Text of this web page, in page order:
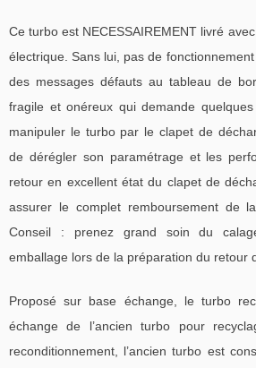
Ce turbo est NECESSAIREMENT livré
électrique. Sans lui, pas de
des messages défauts au tableau de
fragile et onéreux qui demande
manipuler le turbo par le clapet de
de dérégler son paramétrage et les
retour en excellent état du clapet de
assurer le complet remboursement de
Conseil : prenez grand soin du
emballage lors de la préparation du retour
Proposé sur base échange, le turbo
échange de l’ancien turbo pour
reconditionnement, l’ancien turbo est